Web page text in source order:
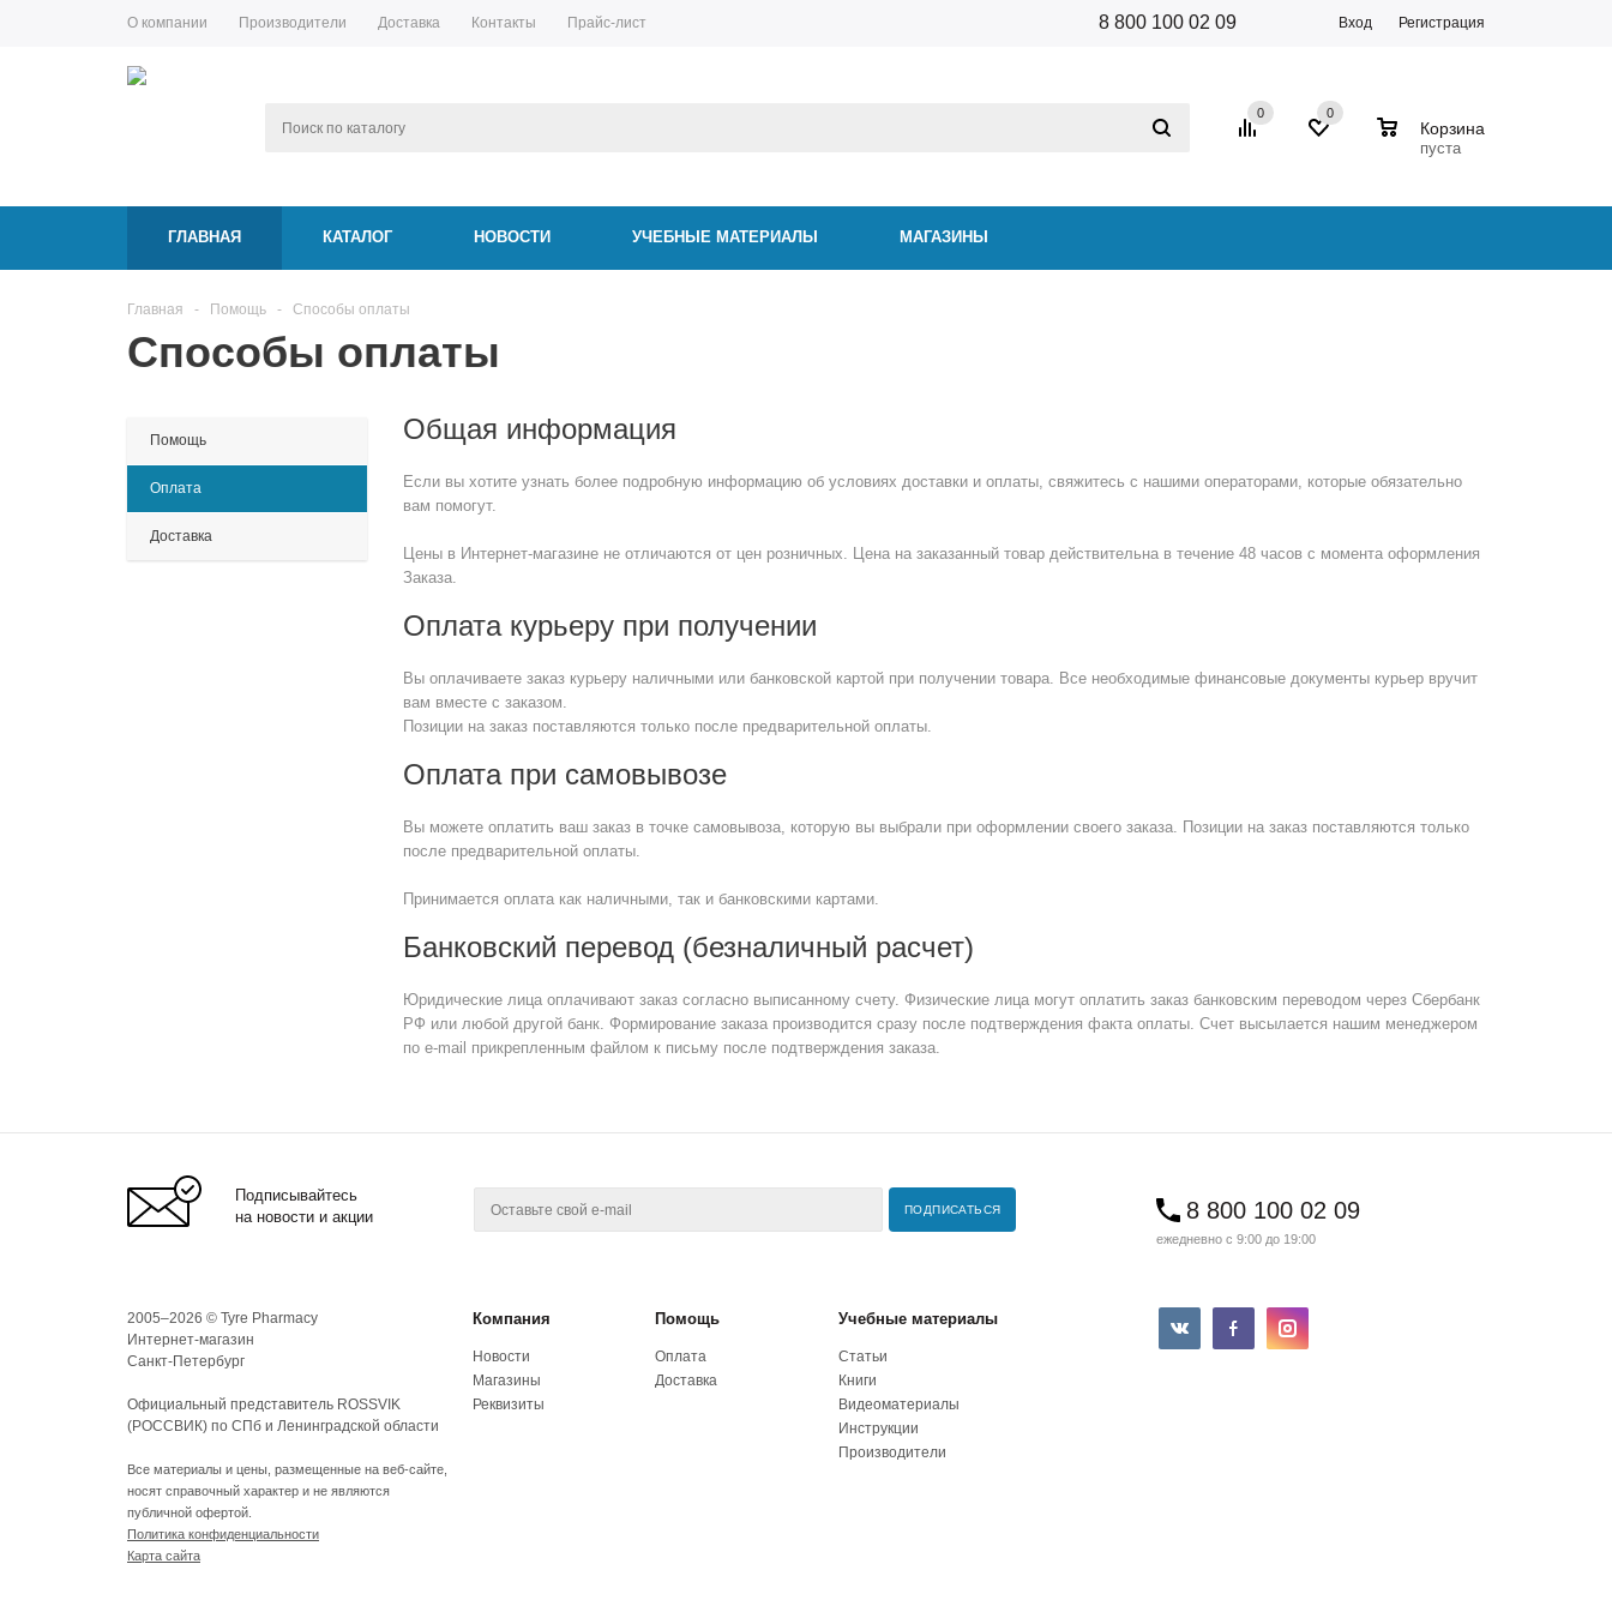
О компании Производители Доставка Контакты Прайс-лист 8 800 100 02 09 Вход Регистрация
0 0
Корзина
пуста
ГЛАВНАЯ КАТАЛОГ НОВОСТИ УЧЕБНЫЕ МАТЕРИАЛЫ МАГАЗИНЫ
Главная - Помощь - Способы оплаты
Способы оплаты
Помощь
Оплата
Доставка
Общая информация
Если вы хотите узнать более подробную информацию об условиях доставки и оплаты, свяжитесь с нашими операторами, которые обязательно
вам помогут.
Цены в Интернет-магазине не отличаются от цен розничных. Цена на заказанный товар действительна в течение 48 часов с момента оформления
Заказа.
Оплата курьеру при получении
Вы оплачиваете заказ курьеру наличными или банковской картой при получении товара. Все необходимые финансовые документы курьер вручит
вам вместе с заказом.
Позиции на заказ поставляются только после предварительной оплаты.
Оплата при самовывозе
Вы можете оплатить ваш заказ в точке самовывоза, которую вы выбрали при оформлении своего заказа. Позиции на заказ поставляются только
после предварительной оплаты.
Принимается оплата как наличными, так и банковскими картами.
Банковский перевод (безналичный расчет)
Юридические лица оплачивают заказ согласно выписанному счету. Физические лица могут оплатить заказ банковским переводом через Сбербанк
РФ или любой другой банк. Формирование заказа производится сразу после подтверждения факта оплаты. Счет высылается нашим менеджером
по e-mail прикрепленным файлом к письму после подтверждения заказа.
Подписывайтесь
на новости и акции
8 800 100 02 09
ежедневно с 9:00 до 19:00
2005–2026 © Tyre Pharmacy
Интернет-магазин
Санкт-Петербург
Официальный представитель ROSSVIK
(РОССВИК) по СПб и Ленинградской области
Все материалы и цены, размещенные на веб-сайте,
носят справочный характер и не являются
публичной офертой.
Политика конфиденциальности
Карта сайта
Компания Помощь Учебные материалы
Новости
Магазины
Реквизиты
Оплата
Доставка
Статьи
Книги
Видеоматериалы
Инструкции
Производители